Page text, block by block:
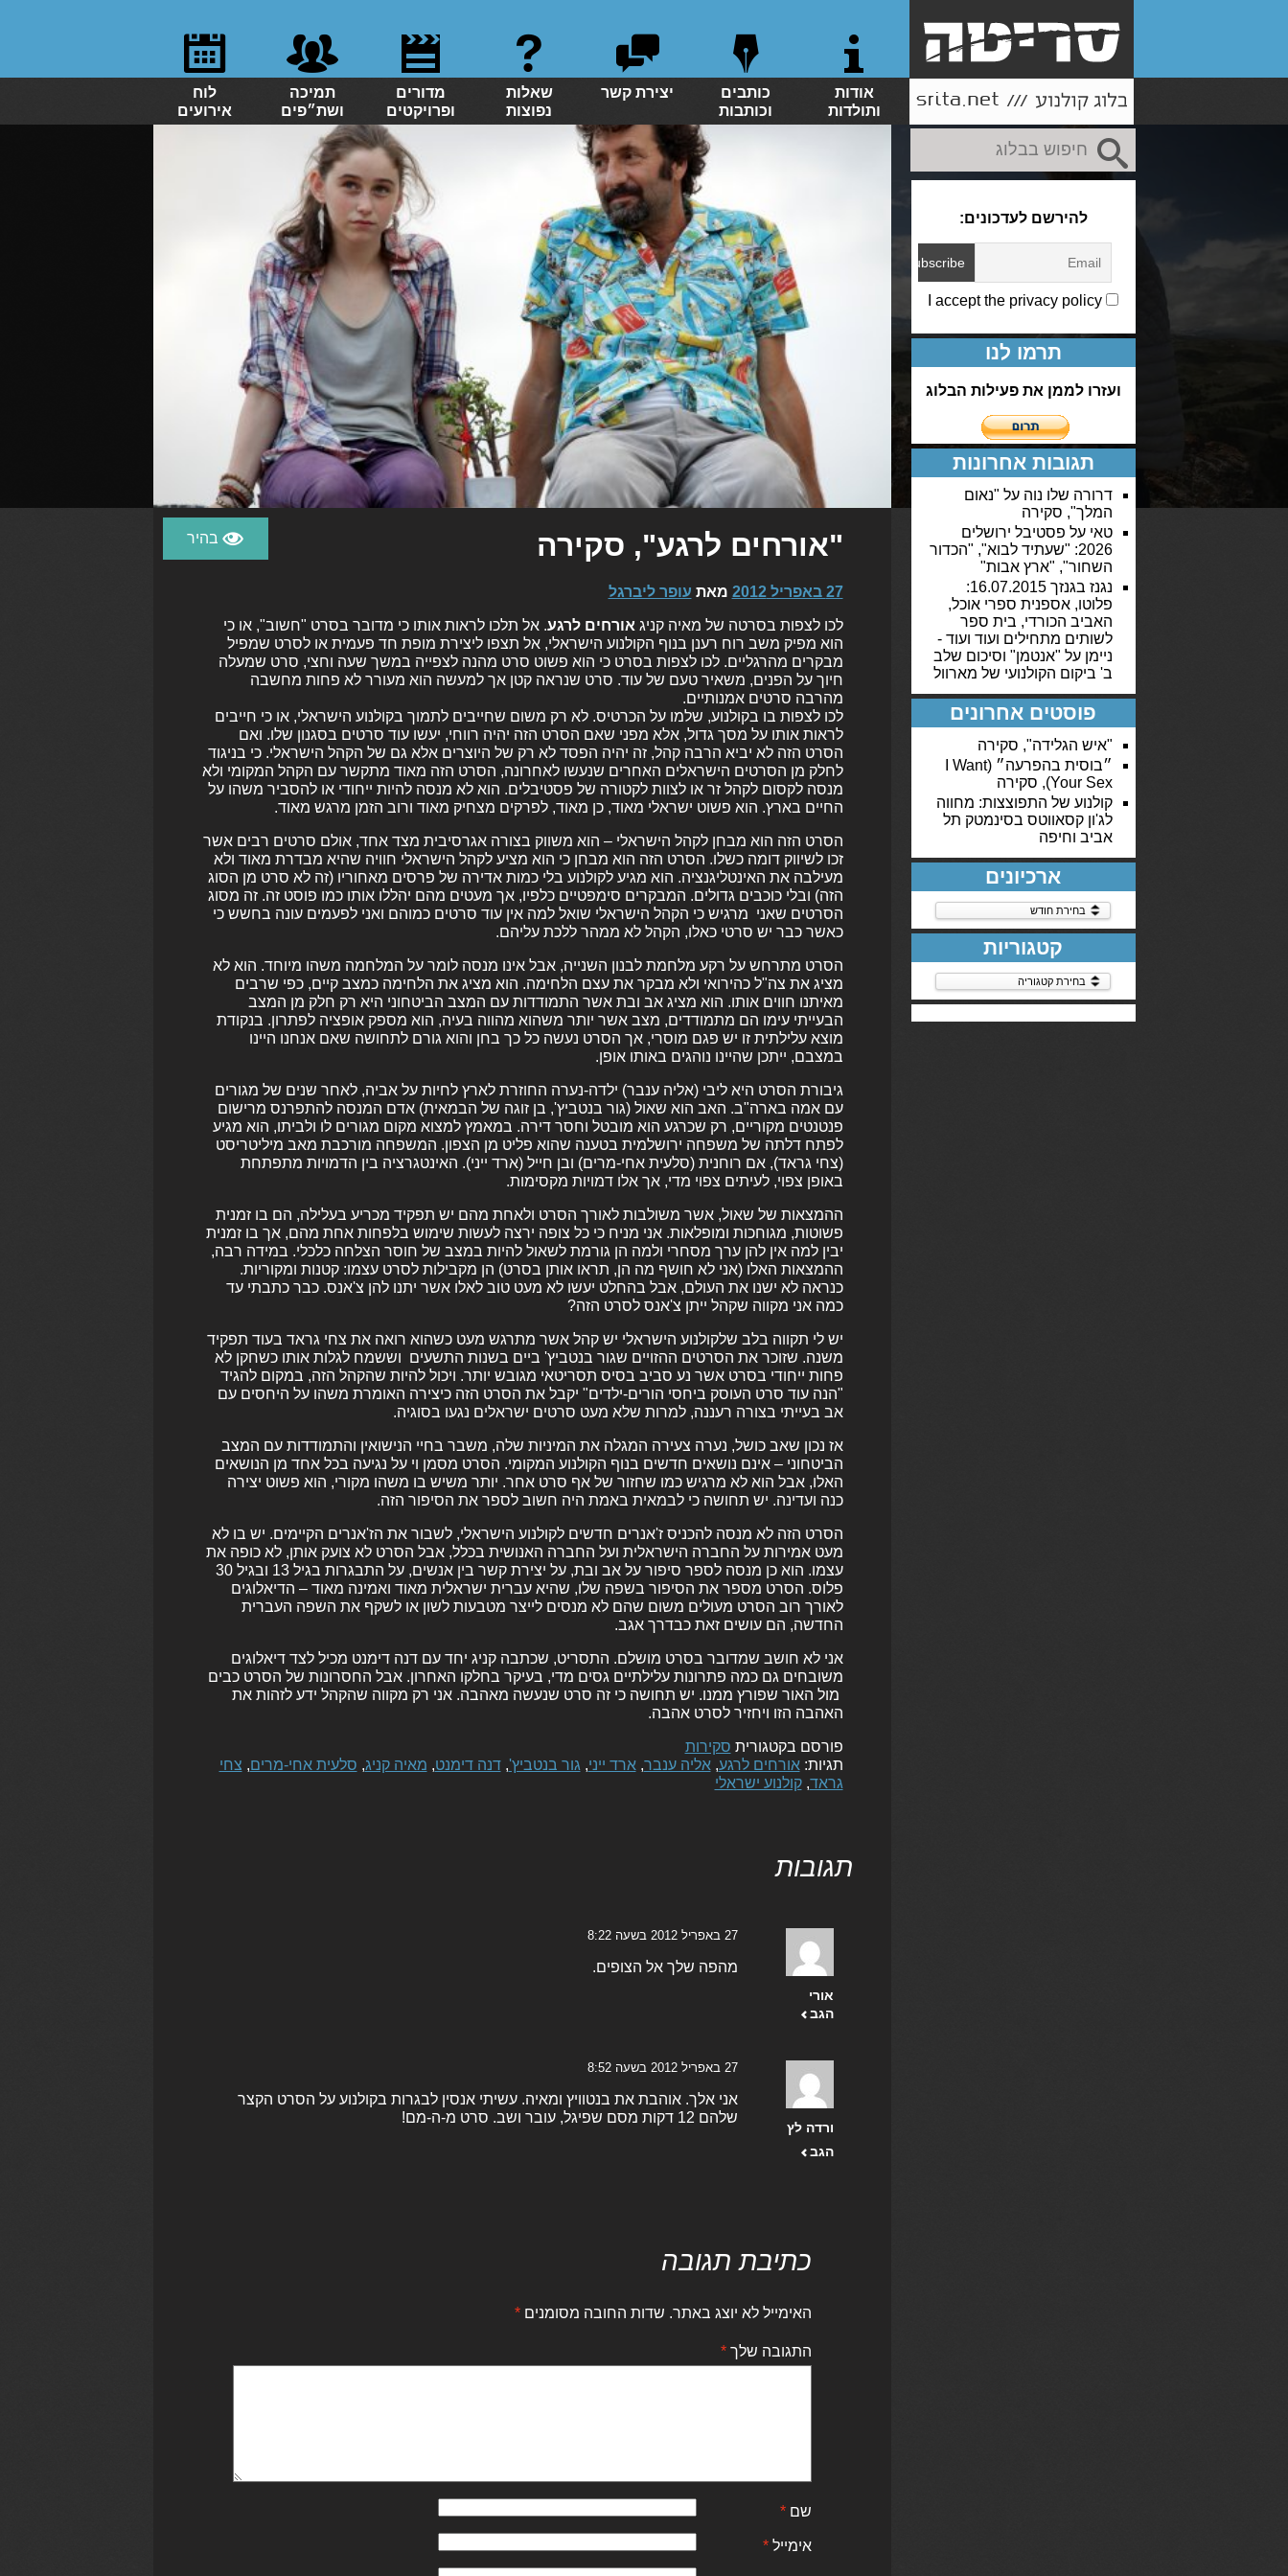
אודות
ותולדות
כותבים
וכותבות
יצירת קשר
שאלות
נפוצות
מדורים
ופרויקטים
תמיכה
ושת״פים
לוח
אירועים
להירשם לעדכונים:
תרמו לנו
ועזרו לממן את פעילות הבלוג
תגובות אחרונות
דרורה שלו נוה על "נאום
המלך", סקירה
טאי על פסטיבל ירושלים
2026: "שעתיד לבוא", "הכדור
השחור", "ארץ אבות"
נגנז בגנזך 16.07.2015:
פלוטו, אספנית ספרי אוכל,
האביב הכורדי, בית ספר
לשותים מתחילים ועוד ועוד -
ניימן על "אנטמן" וסיכום שלב
ב' ביקום הקולנועי של מארוול
פוסטים אחרונים
"איש הגלידה", סקירה
״בוסית בהפרעה״ (I Want
Your Sex), סקירה
קולנוע של התפוצצות: מחווה
לג'ון קסאווטס בסינמטק תל
אביב וחיפה
ארכיונים
ארכיונים
קטגוריות
קטגוריות
"אורחים לרגע", סקירה
27 באפריל 2012 מאת עופר ליברגל
לכו לצפות בסרטה של מאיה קניג אורחים לרגע. אל תלכו לראות אותו כי מדובר בסרט "חשוב", או כי
הוא מפיק משב רוח רענן בנוף הקולנוע הישראלי, אל תצפו ליצירת מופת חד פעמית או לסרט שמפיל
מבקרים מהרגליים. לכו לצפות בסרט כי הוא פשוט סרט מהנה לצפייה במשך שעה וחצי, סרט שמעלה
חיוך על הפנים, משאיר טעם של עוד. סרט שנראה קטן אך למעשה הוא מעורר לא פחות מחשבה
מהרבה סרטים אמנותיים.
לכו לצפות בו בקולנוע, שלמו על הכרטיס. לא רק משום שחייבים לתמוך בקולנוע הישראלי, או כי חייבים
לראות אותו על מסך גדול, אלא מפני שאם הסרט הזה יהיה רווחי, יעשו עוד סרטים בסגנון שלו. ואם
הסרט הזה לא יביא הרבה קהל, זה יהיה הפסד לא רק של היוצרים אלא גם של הקהל הישראלי. כי בניגוד
לחלק מן הסרטים הישראלים האחרים שנעשו לאחרונה, הסרט הזה מאוד מתקשר עם הקהל המקומי ולא
מנסה לקסום לקהל זר או לצוות לקטורה של פסטיבלים. הוא לא מנסה להיות ייחודי או להסביר משהו על
החיים בארץ. הוא פשוט ישראלי מאוד, כן מאוד, לפרקים מצחיק מאוד ורוב הזמן מרגש מאוד.
הסרט הזה הוא מבחן לקהל הישראלי – הוא משווק בצורה אגרסיבית מצד אחד, אולם סרטים רבים אשר
זכו לשיווק דומה כשלו. הסרט הזה הוא מבחן כי הוא מציע לקהל הישראלי חוויה שהיא מבדרת מאוד ולא
מעילבה את האינטליגנציה. הוא מגיע לקולנוע בלי כמות אדירה של פרסים מאחוריו (זה לא סרט מן הסוג
הזה) ובלי כוכבים גדולים. המבקרים סימפטיים כלפיו, אך מעטים מהם יהללו אותו כמו פוסט זה. זה מסוג
הסרטים שאני מרגיש כי הקהל הישראלי שואל למה אין עוד סרטים כמוהם ואני לפעמים עונה בחשש כי
כאשר כבר יש סרטי כאלו, הקהל לא ממהר ללכת עליהם.
הסרט מתרחש על רקע מלחמת לבנון השנייה, אבל אינו מנסה לומר על המלחמה משהו מיוחד. הוא לא
מציג את צה"ל כהירואי ולא מבקר את עצם הלחימה. הוא מציג את הלחימה כמצב קיים, כפי שרבים
מאיתנו חווים אותו. הוא מציג אב ובת אשר התמודדות עם המצב הביטחוני היא רק חלק מן המצב
הבעייתי עימו הם מתמודדים, מצב אשר יותר משהוא מהווה בעיה, הוא מספק אופציה לפתרון. בנקודת
מוצא עלילתית זו יש פגם מוסרי, אך הסרט נעשה כל כך בחן והוא גורם לתחושה שאם אנחנו היינו
במצבם, ייתכן שהיינו נוהגים באותו אופן.
גיבורת הסרט היא ליבי (אליה ענבר) ילדה-נערה החוזרת לארץ לחיות על אביה, לאחר שנים של מגורים
עם אמה בארה"ב. האב הוא שאול (גור בנטביץ', בן זוגה של הבמאית) אדם המנסה להתפרנס מרישום
פנטנטים מקוריים, רק שכרגע הוא מובטל וחסר דירה. במאמץ למצוא מקום מגורים לו ולביתו, הוא מגיע
לפתח דלתה של משפחה ירושלמית בטענה שהוא פליט מן הצפון. המשפחה מורכבת מאב מיליטריסט
(צחי גראד), אם רוחנית (סלעית אחי-מרים) ובן חייל (ארד ייני). האינטגרציה בין הדמויות מתפתחת
באופן צפוי, לעיתים צפוי מדי, אך אלו דמויות מקסימות.
ההמצאות של שאול, אשר משולבות לאורך הסרט ולאחת מהם יש תפקיד מכריע בעלילה, הם בו זמנית
פשוטות, מגוחכות ומופלאות. אני מניח כי כל צופה ירצה לעשות שימוש בלפחות אחת מהם, אך בו זמנית
יבין למה אין להן ערך מסחרי ולמה הן גורמת לשאול להיות במצב של חוסר הצלחה כלכלי. במידה רבה,
ההמצאות האלו (אני לא חושף מה הן, תראו אותן בסרט) הן מקבילות לסרט עצמו: קטנות ומקוריות.
כנראה לא ישנו את העולם, אבל בהחלט יעשו לא מעט טוב לאלו אשר יתנו להן צ'אנס. כבר כתבתי עד
כמה אני מקווה שקהל ייתן צ'אנס לסרט הזה?
יש לי תקווה בלב שלקולנוע הישראלי יש קהל אשר מתרגש מעט כשהוא רואה את צחי גראד בעוד תפקיד
משנה. שזוכר את הסרטים ההזויים שגור בנטביץ' ביים בשנות התשעים וששמח לגלות אותו כשחקן לא
פחות ייחודי בסרט אשר נע סביב בסיס תסריטאי מגובש יותר. ויכול להיות שהקהל הזה, במקום להגיד
"הנה עוד סרט העוסק ביחסי הורים-ילדים" יקבל את הסרט הזה כיצירה האומרת משהו על היחסים עם
אב בעייתי בצורה רעננה, למרות שלא מעט סרטים ישראלים נגעו בסוגיה.
אז נכון שאב כושל, נערה צעירה המגלה את המיניות שלה, משבר בחיי הנישואין והתמודדות עם המצב
הביטחוני – אינם נושאים חדשים בנוף הקולנוע המקומי. הסרט מסמן וי על נגיעה בכל אחד מן הנושאים
האלו, אבל הוא לא מרגיש כמו שחזור של אף סרט אחר. יותר משיש בו משהו מקורי, הוא פשוט יצירה
כנה ועדינה. יש תחושה כי לבמאית באמת היה חשוב לספר את הסיפור הזה.
הסרט הזה לא מנסה להכניס ז'אנרים חדשים לקולנוע הישראלי, לשבור את הז'אנרים הקיימים. יש בו לא
מעט אמירות על החברה הישראלית ועל החברה האנושית בכלל, אבל הסרט לא צועק אותן, לא כופה את
עצמו. הוא כן מנסה לספר סיפור על אב ובת, על יצירת קשר בין אנשים, על התבגרות בגיל 13 ובגיל 30
פלוס. הסרט מספר את הסיפור בשפה שלו, שהיא עברית ישראלית מאוד ואמינה מאוד – הדיאלוגים
לאורך רוב הסרט מעולים משום שהם לא מנסים לייצר מטבעות לשון או לשקף את השפה העברית
החדשה, הם עושים זאת כבדרך אגב.
אני לא חושב שמדובר בסרט מושלם. התסריט, שכתבה קניג יחד עם דנה דימנט מכיל לצד דיאלוגים
משובחים גם כמה פתרונות עלילתיים גסים מדי, בעיקר בחלקו האחרון. אבל החסרונות של הסרט כבים
מול האור שפורץ ממנו. יש תחושה כי זה סרט שנעשה מאהבה. אני רק מקווה שהקהל ידע לזהות את
האהבה הזו ויחזיר לסרט אהבה.
פורסם בקטגורית סקירות
תגיות:אורחים לרגע,אליה ענבר,ארד ייני, גור בנטביץ',דנה דימנט, מאיה קניג, סלעית אחי-מרים, צחי
גראד,קולנוע ישראלי
תגובות
אורי
27 באפריל 2012 בשעה 8:22
מהפה שלך אל הצופים.
הגב
ורדה לץ
27 באפריל 2012 בשעה 8:52
אני אלך. אוהבת את בנטוויץ ומאיה. עשיתי אנסין לבגרות בקולנוע על הסרט הקצר
שלהם 12 דקות מסם שפיגל, עובר ושב. סרט מ-ה-מם!
הגב
כתיבת תגובה
האימייל לא יוצג באתר. שדות החובה מסומנים*
התגובה שלך*
שם*
אימייל*